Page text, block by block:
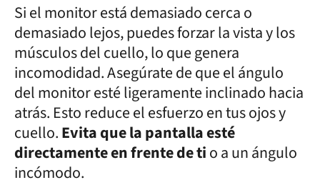
Si el monitor está demasiado cerca o
demasiado lejos, puedes forzar la vista y los
músculos del cuello, lo que genera
incomodidad. Asegúrate de que el ángulo
del monitor esté ligeramente inclinado hacia
atrás. Esto reduce el esfuerzo en tus ojos y
cuello.Evita que la pantalla esté
directamente en frente de tio a un ángulo
incómodo.